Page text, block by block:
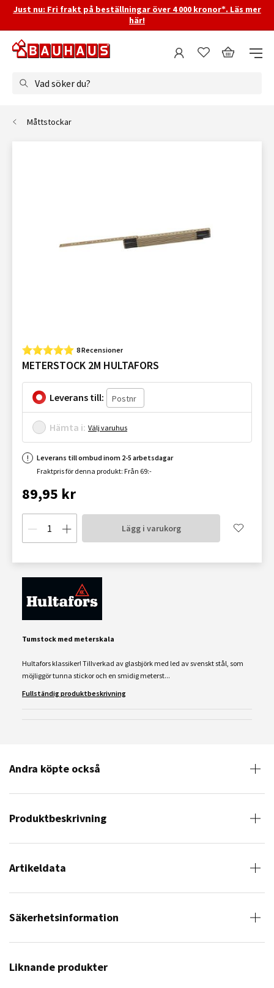
Just nu: Fri frakt på beställningar över 4 000 kronor*. Läs mer
här!
Vad söker du?
Måttstockar
8 Recensioner
METERSTOCK 2M HULTAFORS
Leverans till:
Hämta i: Välj varuhus
Leverans till ombud inom 2-5 arbetsdagar
Fraktpris för denna produkt: Från 69:-
89,95 kr
Lägg i varukorg
Tumstock med meterskala
Hultafors klassiker! Tillverkad av glasbjörk med led av svenskt stål, som
möjliggör tunna stickor och en smidig meterst...
Fullständig produktbeskrivning
Andra köpte också
Produktbeskrivning
Artikeldata
Säkerhetsinformation
Liknande produkter